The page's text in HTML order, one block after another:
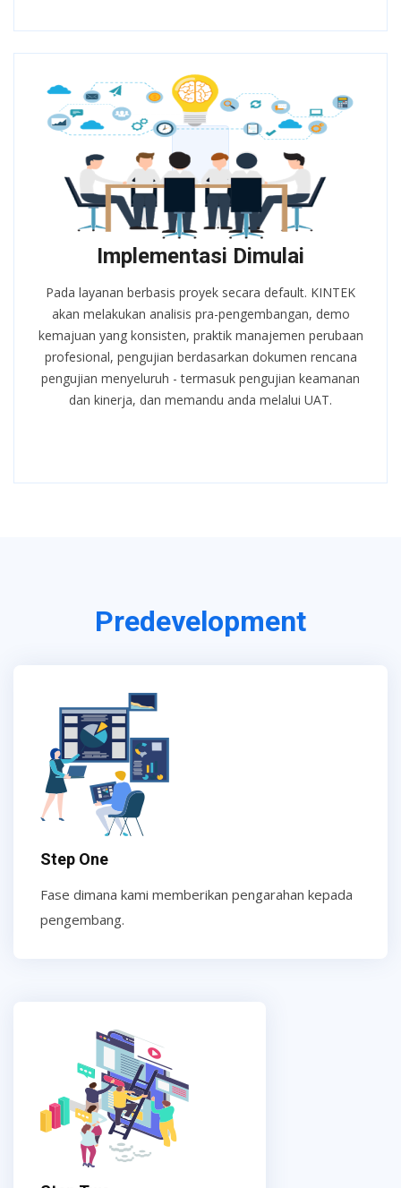
Implementasi Dimulai
Pada layanan berbasis proyek secara default. KINTEK
akan melakukan analisis pra-pengembangan, demo
kemajuan yang konsisten, praktik manajemen perubaan
profesional, pengujian berdasarkan dokumen rencana
pengujian menyeluruh - termasuk pengujian keamanan
dan kinerja, dan memandu anda melalui UAT.
Predevelopment
Step One
Fase dimana kami memberikan pengarahan kepada
pengembang.